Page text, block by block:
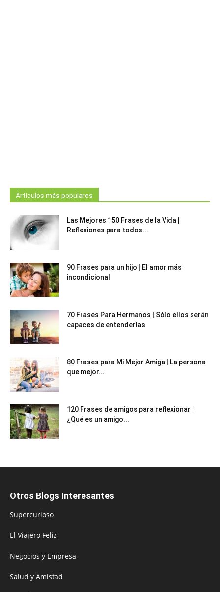
Artículos más populares
Las Mejores 150 Frases de la Vida |
Reflexiones para todos...
90 Frases para un hijo | El amor más
incondicional
70 Frases Para Hermanos | Sólo ellos serán
capaces de entenderlas
80 Frases para Mi Mejor Amiga | La persona
que mejor...
120 Frases de amigos para reflexionar |
¿Qué es un amigo...
Otros Blogs Interesantes
Supercurioso
El Viajero Feliz
Negocios y Empresa
Salud y Amistad